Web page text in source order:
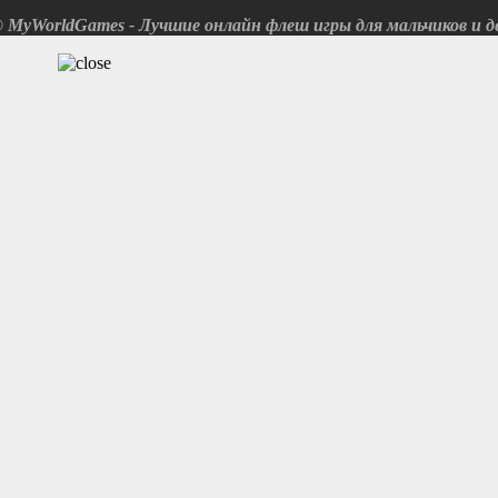
MyWorldGames - Лучшие онлайн флеш игры для мальчиков и